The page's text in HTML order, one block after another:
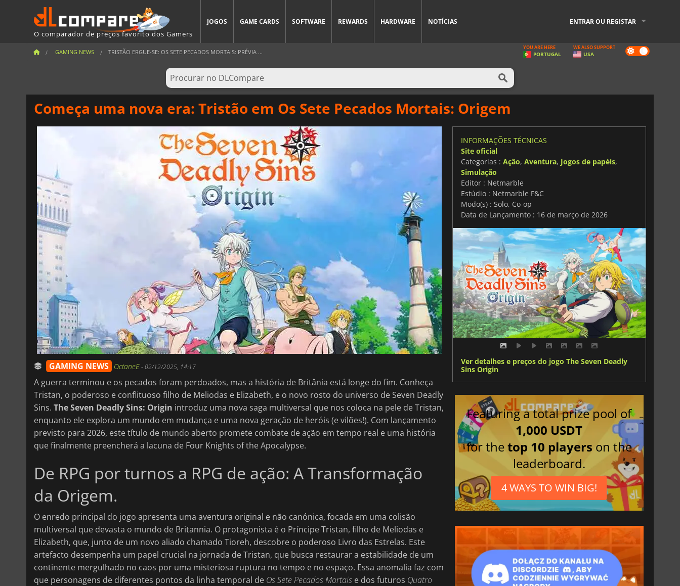
O comparador de preços favorito dos Gamers
JOGOS GAME CARDS SOFTWARE REWARDS HARDWARE NOTÍCIAS ENTRAR OU REGISTAR
GAMING NEWS TRISTÃO ERGUE-SE: OS SETE PECADOS MORTAIS: PRÉVIA ... Dark
mode
YOU ARE HERE
PORTUGAL
WE ALSO SUPPORT
USA
Começa uma nova era: Tristão em Os Sete Pecados Mortais: Origem
GAMING NEWS OctaneE-02/12/2025, 14:17
A guerra terminou e os pecados foram perdoados, mas a história de Britânia está longe do fim. Conheça
Tristan, o poderoso e conflituoso filho de Meliodas e Elizabeth, e o novo rosto do universo de Seven Deadly
Sins. The Seven Deadly Sins: Origin introduz uma nova saga multiversal que nos coloca na pele de Tristan,
enquanto ele explora um mundo em mudança e uma nova geração de heróis (e vilões!). Com lançamento
previsto para 2026, este título de mundo aberto promete combate de ação em tempo real e uma história
que finalmente preencherá a lacuna de Four Knights of the Apocalypse.
De RPG por turnos a RPG de ação: A Transformação
da Origem.
O enredo principal do jogo apresenta uma aventura original e não canónica, focada em uma colisão
multiversal que devasta o mundo de Britannia. O protagonista é o Príncipe Tristan, filho de Meliodas e
Elizabeth, que, junto de um novo aliado chamado Tioreh, descobre o poderoso Livro das Estrelas. Este
artefacto desempenha um papel crucial na jornada de Tristan, que busca restaurar a estabilidade de um
continente mergulhado no caos por uma misteriosa ruptura no tempo e no espaço. Essa anomalia faz com
que personagens de diferentes pontos da linha temporal de Os Sete Pecados Mortais e dos futuros Quatro
INFORMAÇÕES TÉCNICAS
Site oficial
Categorias : Ação, Aventura, Jogos de papéis,
Simulação
Editor : Netmarble
Estúdio : Netmarble F&C
Modo(s) : Solo, Co-op
Data de Lançamento : 16 de março de 2026
Ver detalhes e preços do jogo The Seven Deadly
Sins Origin
Featuring a total prize pool of
1,000 USDT
for thetop 10 players on the
leaderboard.
4 WAYS TO WIN BIG!